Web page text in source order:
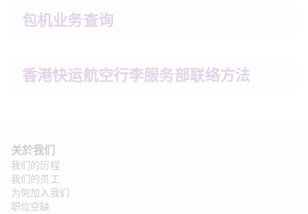
包机业务查询
香港快运航空行李服务部联络方法
关於我们
我们的历程
我们的员工
为何加入我们
职位空缺